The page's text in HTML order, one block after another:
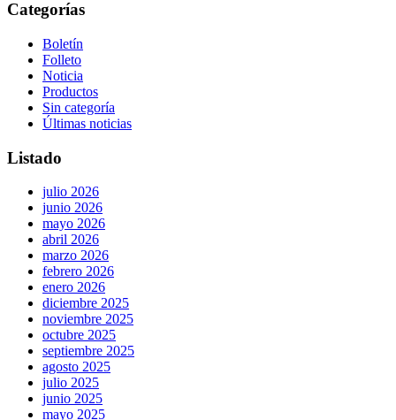
Categorías
Boletín
Folleto
Noticia
Productos
Sin categoría
Últimas noticias
Listado
julio 2026
junio 2026
mayo 2026
abril 2026
marzo 2026
febrero 2026
enero 2026
diciembre 2025
noviembre 2025
octubre 2025
septiembre 2025
agosto 2025
julio 2025
junio 2025
mayo 2025